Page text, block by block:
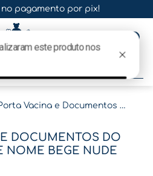
no pagamento por pix!
Kit Porta Vacina e Documentos do Bebê com Tema e Nome Bege Nude
DOCUMENTOS DO
NOME BEGE NUDE